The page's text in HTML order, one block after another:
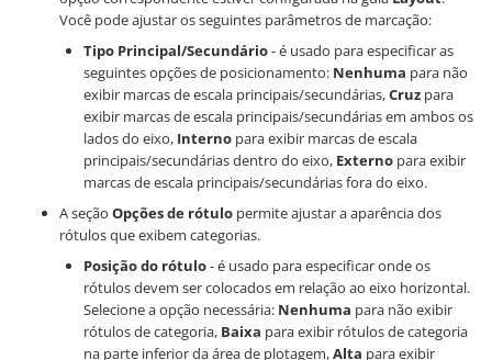
Você pode ajustar os seguintes parâmetros de marcação:
Tipo Principal/Secundário- é usado para especificar as
seguintes opções de posicionamento: Nenhuma para não
exibir marcas de escala principais/secundárias,Cruz para
exibir marcas de escala principais/secundárias em ambos os
lados do eixo, Interno para exibir marcas de escala
principais/secundárias dentro do eixo, Externo para exibir
marcas de escala principais/secundárias fora do eixo.
A seção Opções de rótulo permite ajustar a aparência dos
rótulos que exibem categorias.
Posição do rótulo- é usado para especificar onde os
rótulos devem ser colocados em relação ao eixo horizontal.
Selecione a opção necessária: Nenhuma para não exibir
rótulos de categoria, Baixa para exibir rótulos de categoria
na parte inferior da área de plotagem,Alta para exibir